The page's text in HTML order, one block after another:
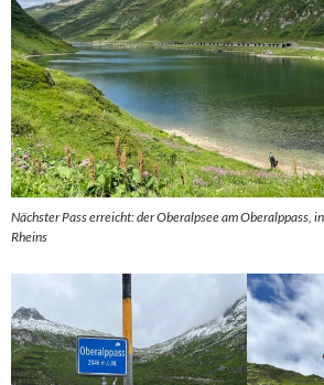
Nächster Pass erreicht: der Oberalpsee am Oberalppass,
Rheins